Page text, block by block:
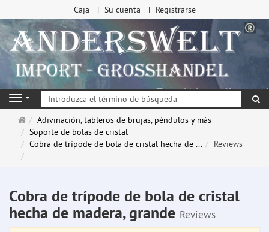
Caja Su cuenta Registrarse
Navigation
Página
de
inicio
Adivinación, tableros de brujas, péndulos y más
Soporte de bolas de cristal
Cobra de trípode de bola de cristal hecha de ...
Reviews
Cobra de trípode de bola de cristal
hecha de madera, grande Reviews